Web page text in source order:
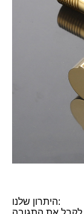
היתרון שלנו: